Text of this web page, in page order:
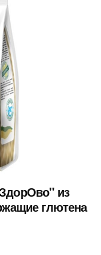
из
глютена